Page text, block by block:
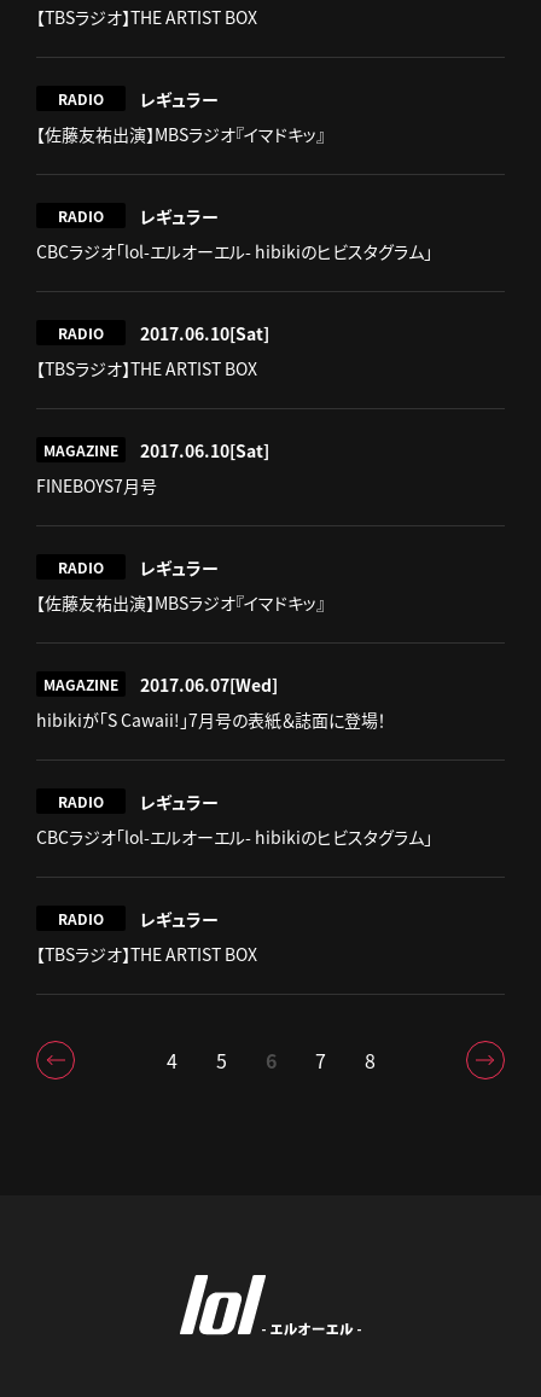
【TBSラジオ】THE ARTIST BOX
RADIO
レギュラー
【佐藤友祐出演】MBSラジオ『イマドキッ』
RADIO
レギュラー
CBCラジオ「lol-エルオーエル- hibikiのヒビスタグラム」
RADIO 2017.06.10[Sat]
【TBSラジオ】THE ARTIST BOX
MAGAZINE 2017.06.10[Sat]
FINEBOYS7月号
RADIO
レギュラー
【佐藤友祐出演】MBSラジオ『イマドキッ』
MAGAZINE 2017.06.07[Wed]
hibikiが「S Cawaii!」7月号の表紙＆誌面に登場！
RADIO
レギュラー
CBCラジオ「lol-エルオーエル- hibikiのヒビスタグラム」
RADIO
レギュラー
【TBSラジオ】THE ARTIST BOX
4 5 6 7 8